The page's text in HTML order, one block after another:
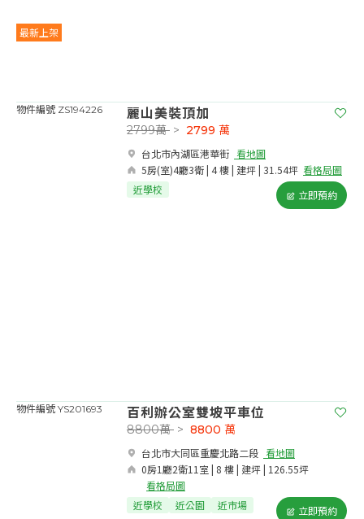
最新上架
物件編號 ZS194226 麗山美裝頂加
台北市內湖區港華街​ 看地圖
5房(室)4廳3衛 | 4 樓 | 建坪 | 31.54坪 看格局圖
2799萬 > 2799 萬
近學校 立即預約
物件編號 YS201693 百利辦公室雙坡平車位
台北市大同區重慶北路二段​ 看地圖
0房1廳2衛11室 | 8 樓 | 建坪 | 126.55坪
看格局圖
8800萬 > 8800 萬
近學校 近公園 近市場 立即預約